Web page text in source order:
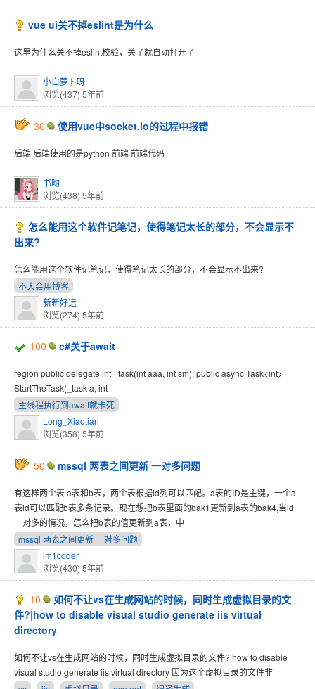
vue ui关不掉eslint是为什么
这里为什么关不掉eslint校验，关了就自动打开了
小白萝卜呀
浏览(437) 5年前
30 使用vue中socket.io的过程中报错
后端 后端使用的是python 前端 前端代码
书昀
浏览(438) 5年前
怎么能用这个软件记笔记，使得笔记太长的部分，不会显示不
出来?
怎么能用这个软件记笔记，使得笔记太长的部分，不会显示不出来?
不大会用博客
新新好运
浏览(274) 5年前
100 c#关于await
region public delegate int _task(int aaa, int sm); public async Task<int>
StartTheTask(_task a, int
主线程执行到await就卡死
Long_Xiaotian
浏览(358) 5年前
50 mssql 两表之间更新 一对多问题
有这样两个表 a表和b表，两个表根据id列可以匹配。a表的ID是主键，一个a
表id可以匹配b表多条记录。现在想把b表里面的bak1更新到a表的bak4,当id
一对多的情况，怎么把b表的值更新到a表，中
mssql 两表之间更新 一对多问题
im1coder
浏览(430) 5年前
10
如何不让vs在生成网站的时候，同时生成虚拟目录的文
件?|how to disable visual studio generate iis virtual
directory
如何不让vs在生成网站的时候，同时生成虚拟目录的文件?|how to disable
visual studio generate iis virtual directory 因为这个虚拟目录的文件非